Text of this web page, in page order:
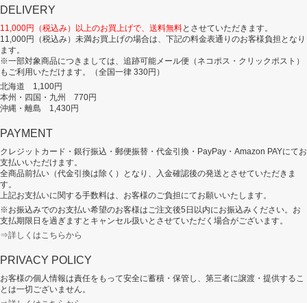
DELIVERY
11,000円（税込み）以上のお買上げで、送料無料とさせていただきます。
11,000円（税込み）未満お買上げの場合は、下記の料金表通りのお客様負担となり
ます。
※一部対象商品につきましては、追跡可能メール便（ネコポス・クリックポスト）
もご利用いただけます。（全国一律 330円）
北海道 1,100円
本州・四国・九州 770円
沖縄・離島 1,430円
PAYMENT
クレジットカード・銀行振込・郵便振替・代金引換・PayPay・Amazon PAYにてお
支払いいただけます。
全商品前払い（代金引換は除く）となり、入金確認後の発送とさせていただきま
す。
上記お支払いに関する手数料は、お客様のご負担にてお願いいたします。
※お振込みでのお支払い希望のお客様はご注文後5日以内にお振込みください。お
支払期限日を過ぎますとキャンセル扱いとさせていただく場合がございます。
⇒詳しくはこちらから
PRIVACY POLICY
お客様の個人情報は責任をもって安全に蓄積・保管し、第三者に譲渡・提供するこ
とは一切ございません。